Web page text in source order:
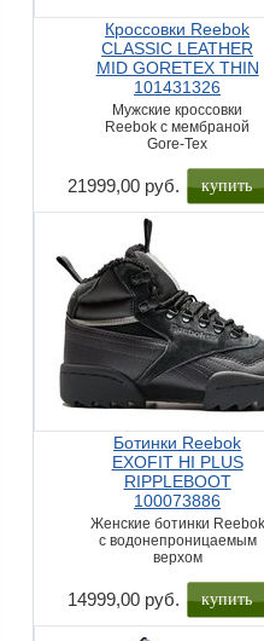
Кроссовки Reebok
CLASSIC LEATHER
MID GORETEX THIN
101431326
Мужские кроссовки
Reebok с мембраной
Gore-Tex
21999,00 руб. купить
Ботинки Reebok
EXOFIT HI PLUS
RIPPLEBOOT
100073886
Женские ботинки Reebok
с водонепроницаемым
верхом
14999,00 руб. купить